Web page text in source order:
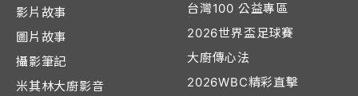
影片故事
圖片故事
攝影筆記
米其林大廚影音
台灣100 公益專區
2026世界盃足球賽
大廚傳心法
2026WBC精彩直擊